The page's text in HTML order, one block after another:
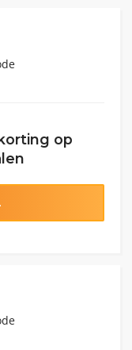
op